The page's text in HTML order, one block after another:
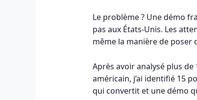
Le problème ? Une démo
pas aux États-Unis. Les
même la manière de poser
Après avoir analysé plus
américain, j’ai identifié 15
qui convertit et une démo